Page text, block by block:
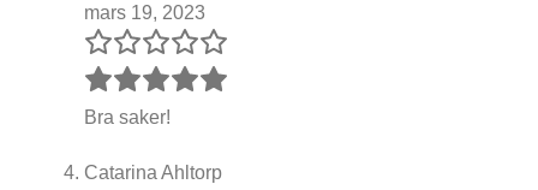
mars 19, 2023
Bra saker!
Catarina Ahltorp